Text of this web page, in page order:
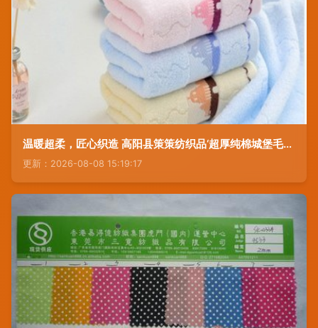
温暖超柔，匠心织造 高阳县策策纺织品‘超厚纯棉城堡毛巾’
更新：2026-08-08 15:19:17